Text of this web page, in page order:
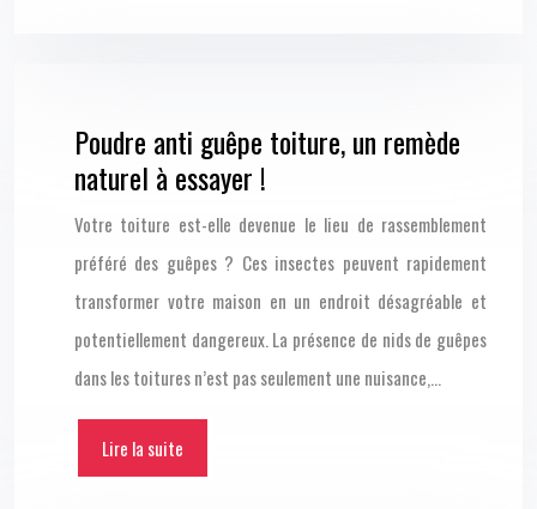
Poudre anti guêpe toiture, un remède
naturel à essayer !
Votre toiture est-elle devenue le lieu de rassemblement
préféré des guêpes ? Ces insectes peuvent rapidement
transformer votre maison en un endroit désagréable et
potentiellement dangereux. La présence de nids de guêpes
dans les toitures n’est pas seulement une nuisance,…
Lire la suite